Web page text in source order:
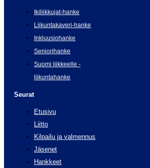
Ikiliikkujat-hanke
Liikuntakaveri-hanke
Inkluusiohanke
Seniorihanke
Suomi liikkeelle -
liikuntahanke
Seurat
Etusivu
Liitto
Kilpailu ja valmennus
Jäsenet
Hankkeet